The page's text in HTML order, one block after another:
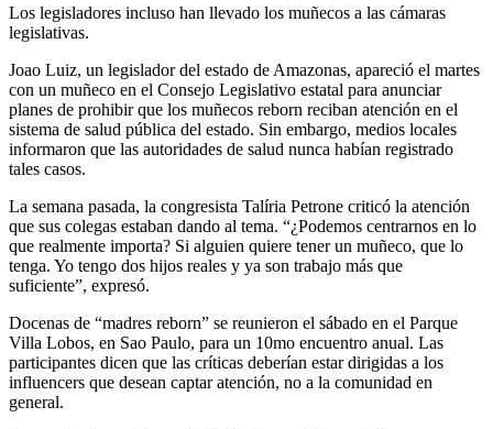
Los legisladores incluso han llevado los muñecos a las cámaras
legislativas.
Joao Luiz, un legislador del estado de Amazonas, apareció el martes
con un muñeco en el Consejo Legislativo estatal para anunciar
planes de prohibir que los muñecos reborn reciban atención en el
sistema de salud pública del estado. Sin embargo, medios locales
informaron que las autoridades de salud nunca habían registrado
tales casos.
La semana pasada, la congresista Talíria Petrone criticó la atención
que sus colegas estaban dando al tema. “¿Podemos centrarnos en lo
que realmente importa? Si alguien quiere tener un muñeco, que lo
tenga. Yo tengo dos hijos reales y ya son trabajo más que
suficiente”, expresó.
Docenas de “madres reborn” se reunieron el sábado en el Parque
Villa Lobos, en Sao Paulo, para un 10mo encuentro anual. Las
participantes dicen que las críticas deberían estar dirigidas a los
influencers que desean captar atención, no a la comunidad en
general.